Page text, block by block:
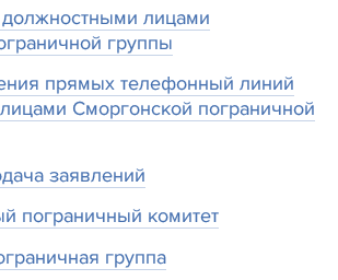
лицами
группы
прямых телефонный линий
Сморгонской пограничной
заявлений
пограничный комитет
группа